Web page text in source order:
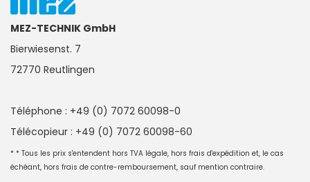
MEZ-TECHNIK GmbH
Bierwiesenst. 7
72770 Reutlingen
Téléphone : +49 (0) 7072 60098-0
Télécopieur : +49 (0) 7072 60098-60
* * Tous les prix s'entendent hors TVA légale, hors frais d'expédition et, le cas
échéant, hors frais de contre-remboursement, sauf mention contraire.